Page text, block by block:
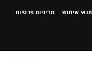
תנאי שימוש
מדיניות פרטיות